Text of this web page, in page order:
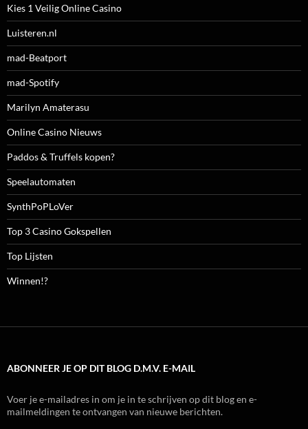
Kies 1 Veilig Online Casino
Luisteren.nl
mad-Beatport
mad-Spotify
Marilyn Amaterasu
Online Casino Nieuws
Paddos & Truffels kopen?
Speelautomaten
SynthPoPLoVer
Top 3 Casino Gokspellen
Top Lijsten
Winnen!?
ABONNEER JE OP DIT BLOG D.M.V. E-MAIL
Voer je e-mailadres in om je in te schrijven op dit blog en e-
mailmeldingen te ontvangen van nieuwe berichten.